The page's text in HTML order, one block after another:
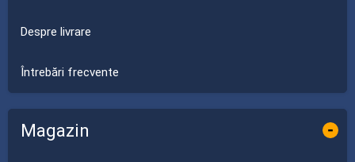
Despre livrare
Întrebări frecvente
Magazin -